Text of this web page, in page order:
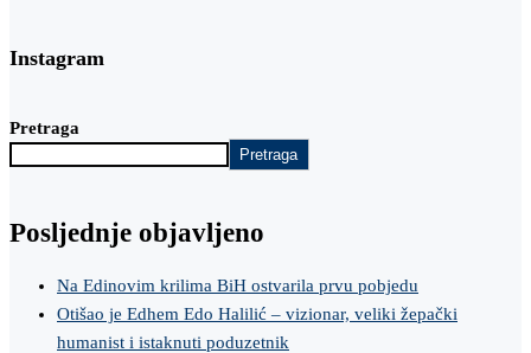
Instagram
Pretraga
Pretraga
Posljednje objavljeno
Na Edinovim krilima BiH ostvarila prvu pobjedu
Otišao je Edhem Edo Halilić – vizionar, veliki žepački
humanist i istaknuti poduzetnik